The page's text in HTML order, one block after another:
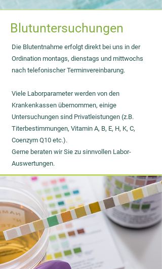
Blutuntersuchungen
Die Blutentnahme erfolgt direkt bei uns in der
Ordination montags, dienstags und mittwochs
nach telefonischer Terminvereinbarung.
Viele Laborparameter werden von den
Krankenkassen übernommen, einige
Untersuchungen sind Privatleistungen (z.B.
Titerbestimmungen, Vitamin A, B, E, H, K, C,
Coenzym Q10 etc.).
Gerne beraten wir Sie zu sinnvollen Labor-
Auswertungen.